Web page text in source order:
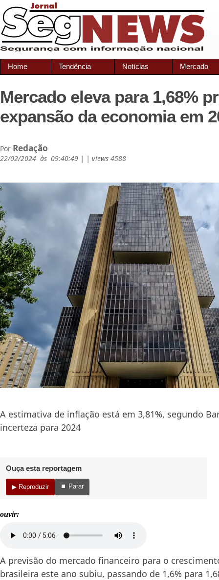
Home Tendência Notícias Mercado
Mercado eleva para 1,68%
expansão da economia em
Por Redação
22/02/2024 às 09:40:49 | | views 4588
A estimativa de inflação está em 3,81%, segundo
incerteza para 2024
Ouça esta reportagem
▶ Reproduzir ⏹ Parar
ouvir:
A previsão do mercado financeiro para o
brasileira este ano subiu, passando de 1,6% para